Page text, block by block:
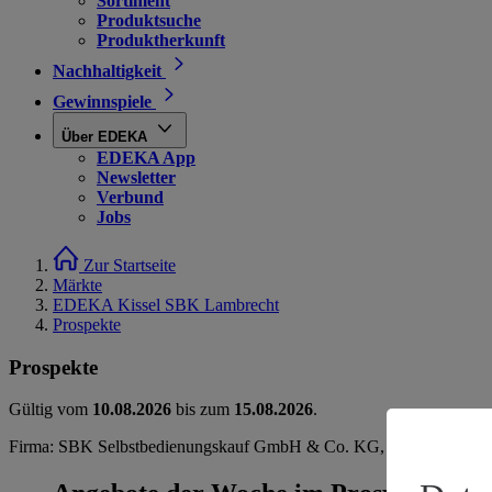
Produktsuche
Produktherkunft
Nachhaltigkeit
Gewinnspiele
Über EDEKA
EDEKA App
Newsletter
Verbund
Jobs
Zur Startseite
Märkte
EDEKA Kissel SBK Lambrecht
Prospekte
Prospekte
Gültig vom 10.08.2026 bis zum 15.08.2026.
Firma: SBK Selbstbedienungskauf GmbH & Co. KG, Johannes-